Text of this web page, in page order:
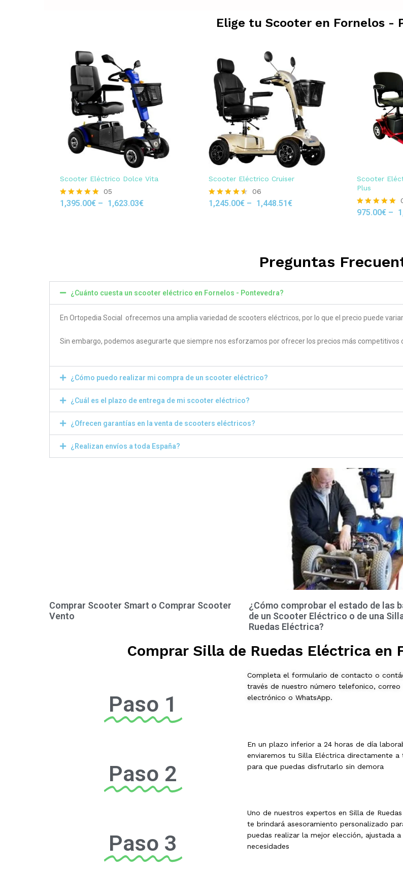
Elige tu Scooter en Fornelos -
Scooter Eléctrico Dolce Vita
Rated
05
1,395.00€ – 1,623.03€
Scooter Eléctrico Cruiser
Rated
06
1,245.00€– 1,448.51€
Scooter
Plus
Rated
975.00€ –
Preguntas
¿Cuánto cuesta un scooter eléctrico en Fornelos - Pontevedra?
En Ortopedia Social ofrecemos una amplia variedad de scooters eléctricos, por lo que el precio puede
Sin embargo, podemos asegurarte que siempre nos esforzamos por ofrecer los precios más competitivos
¿Cómo puedo realizar mi compra de un scooter eléctrico?
¿Cuál es el plazo de entrega de mi scooter eléctrico?
¿Ofrecen garantías en la venta de scooters eléctricos?
¿Realizan envíos a toda España?
Comprar Scooter Smart o Comprar Scooter
Vento
¿Cómo comprobar el estado de las
de un Scooter Eléctrico o de una
Ruedas Eléctrica?
Comprar Silla de Ruedas Eléctrica en
Paso 1
Paso 2
Paso 3
Completa el formulario de contacto o
través de nuestro número telefonico, correo
electrónico o WhatsApp.
En un plazo inferior a 24 horas de día
enviaremos tu Silla Eléctrica directamente a
para que puedas disfrutarlo sin demora
Uno de nuestros expertos en Silla de
te brindará asesoramiento personalizado
puedas realizar la mejor elección, ajustada a
necesidades